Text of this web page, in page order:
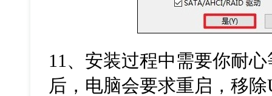
11 、安装过程中需要你耐
后，电脑会要求重启，移除